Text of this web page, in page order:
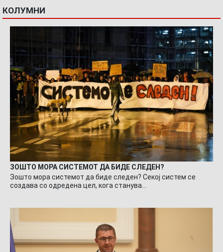
КОЛУМНИ
ЗОШТО МОРА СИСТЕМОТ ДА БИДЕ СЛЕДЕН?
Зошто мора системот да биде следен? Секој систем се
создава со одредена цел, кога станува…